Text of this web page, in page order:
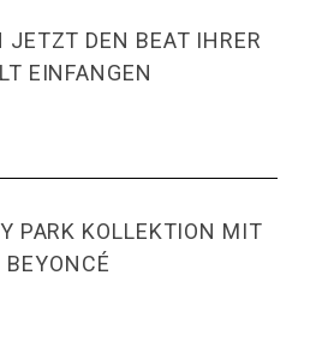
JETZT DEN BEAT IHRER
EINFANGEN
PARK KOLLEKTION MIT
BEYONCÉ